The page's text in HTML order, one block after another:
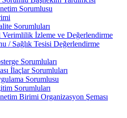
Sorumlusu
Sorumluları
Verimlilik İzleme ve Değerlendirme
/ Sağlık Tesisi Değerlendirme
Sorumluları
İlaçlar Sorumluları
Sorumlusu
Sorumluları
Birimi Organizasyon Şeması